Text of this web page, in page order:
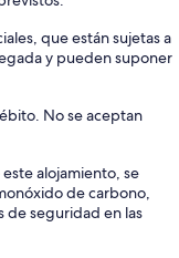
que están sujetas a
y pueden suponer
No se aceptan
alojamiento, se
de carbono,
seguridad en las